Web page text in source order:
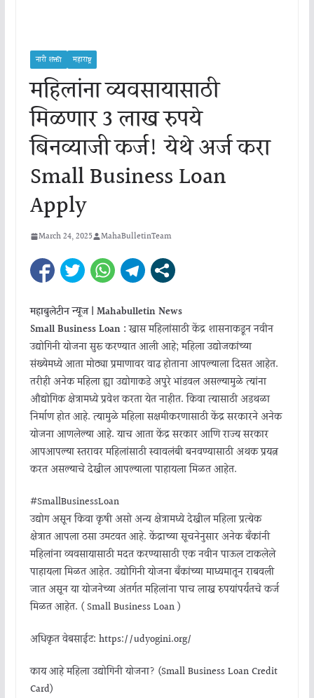
नारी शक्ती महाराष्ट्र
महिलांना व्यवसायासाठी
मिळणार 3 लाख रुपये
बिनव्याजी कर्ज! येथे अर्ज करा
Small Business Loan
Apply
March 24, 2025 MahaBulletinTeam
महाबुलेटीन न्यूज | Mahabulletin News
Small Business Loan :खास महिलांसाठी केंद्र शासनाकडून नवीन
उद्योगिनी योजना सुरू करण्यात आली आहे; महिला उद्योजकांच्या
संख्येमध्ये आता मोठ्या प्रमाणावर वाढ होताना आपल्याला दिसत आहेत.
तरीही अनेक महिला ह्या उद्योगाकडे अपुरे भांडवल असल्यामुळे त्यांना
औद्योगिक क्षेत्रामध्ये प्रवेश करता येत नाहीत. किंवा त्यासाठी अडथळा
निर्माण होत आहे. त्यामुळे महिला सक्षमीकरणासाठी केंद्र सरकारने अनेक
योजना आणलेल्या आहे. याच आता केंद्र सरकार आणि राज्य सरकार
आपआपल्या स्तरावर महिलांसाठी स्वावलंबी बनवण्यासाठी अथक प्रयत्न
करत असल्याचे देखील आपल्याला पाहायला मिळत आहेत.
#SmallBusinessLoan
उद्योग असून किंवा कृषी असो अन्य क्षेत्रामध्ये देखील महिला प्रत्येक
क्षेत्रात आपला ठसा उमटवत आहे. केंद्राच्या सूचनेनुसार अनेक बँकांनी
महिलांना व्यवसायासाठी मदत करण्यासाठी एक नवीन पाऊल टाकलेले
पाहायला मिळत आहेत. उद्योगिनी योजना बँकांच्या माध्यमातून राबवली
जात असून या योजनेच्या अंतर्गत महिलांना पाच लाख रुपयांपर्यंतचे कर्ज
मिळत आहेत. ( Small Business Loan )
अधिकृत वेबसाईट: https://udyogini.org/
काय आहे महिला उद्योगिनी योजना? (Small Business Loan Credit
Card)